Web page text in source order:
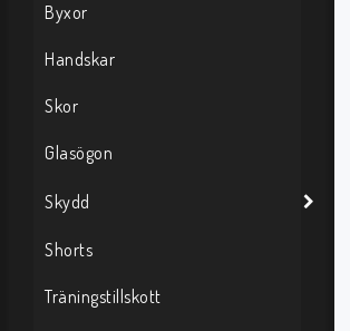
Byxor
Handskar
Skor
Glasögon
Skydd
Shorts
Träningstillskott